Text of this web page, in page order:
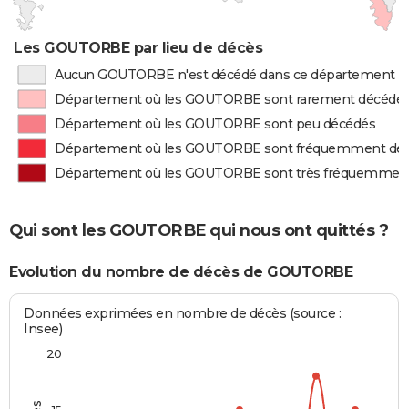
Les GOUTORBE par lieu de décès
Aucun GOUTORBE n'est décédé dans ce département
Département où les GOUTORBE sont rarement
Département où les GOUTORBE sont peu décédés
Département où les GOUTORBE sont fréquemment
Département où les GOUTORBE sont très
Qui sont les GOUTORBE qui nous ont quittés ?
Evolution du nombre de décès de GOUTORBE
Données exprimées en nombre de décès (source :
Insee)
20